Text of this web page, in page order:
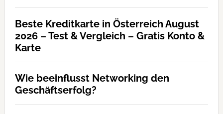
Beste Kreditkarte in Österreich August
2026 – Test & Vergleich – Gratis Konto &
Karte
Wie beeinflusst Networking den
Geschäftserfolg?